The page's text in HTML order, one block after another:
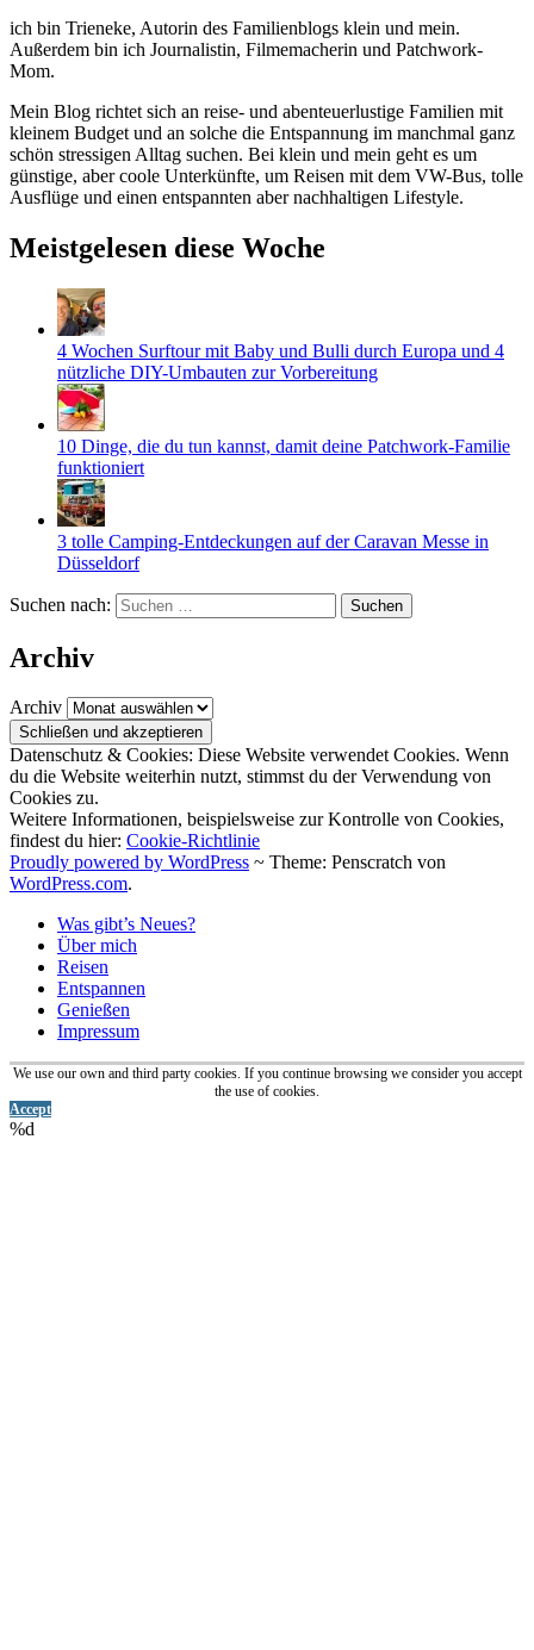
ich bin Trieneke, Autorin des Familienblogs klein und mein.
Außerdem bin ich Journalistin, Filmemacherin und Patchwork-
Mom.
Mein Blog richtet sich an reise- und abenteuerlustige Familien mit
kleinem Budget und an solche die Entspannung im manchmal ganz
schön stressigen Alltag suchen. Bei klein und mein geht es um
günstige, aber coole Unterkünfte, um Reisen mit dem VW-Bus, tolle
Ausflüge und einen entspannten aber nachhaltigen Lifestyle.
Meistgelesen diese Woche
4 Wochen Surftour mit Baby und Bulli durch Europa und 4
nützliche DIY-Umbauten zur Vorbereitung
10 Dinge, die du tun kannst, damit deine Patchwork-Familie
funktioniert
3 tolle Camping-Entdeckungen auf der Caravan Messe in
Düsseldorf
Suchen nach:
Archiv
Archiv
Datenschutz & Cookies: Diese Website verwendet Cookies. Wenn
du die Website weiterhin nutzt, stimmst du der Verwendung von
Cookies zu.
Weitere Informationen, beispielsweise zur Kontrolle von Cookies,
findest du hier: Cookie-Richtlinie
Proudly powered by WordPress ~ Theme: Penscratch von
WordPress.com.
Was gibt’s Neues?
Über mich
Reisen
Entspannen
Genießen
Impressum
We use our own and third party cookies. If you continue browsing we consider you accept
the use of cookies.
Accept
%d